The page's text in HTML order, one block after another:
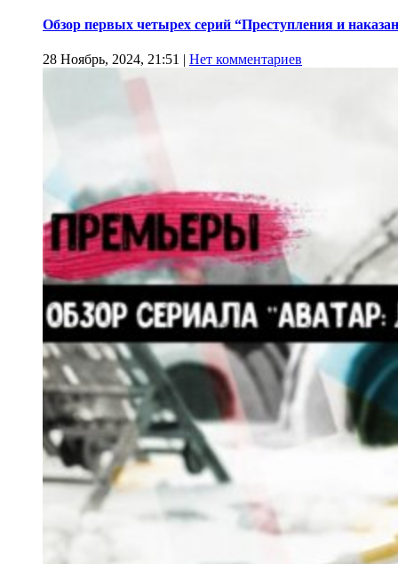
Обзор первых четырех серий “Преступления и
28 Ноябрь, 2024, 21:51 | Нет комментариев